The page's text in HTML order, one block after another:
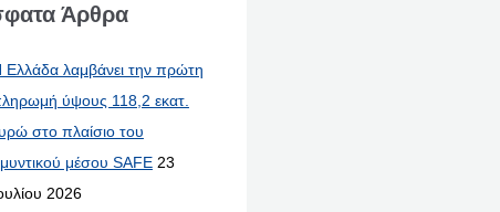
Άρθρα
Ελλάδα λαμβάνει την πρώτη
ύψους 118,2 εκατ.
στο πλαίσιο του
μέσου SAFE 23
2026